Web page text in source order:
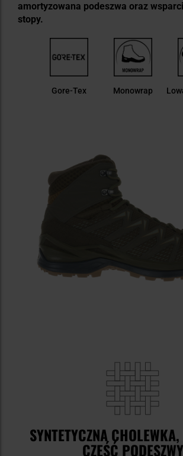
amortyzowana podeszwa oraz
stopy.
Gore-Tex Monowrap
SYNTETYCZNA
CZĘŚĆ PODESZWY